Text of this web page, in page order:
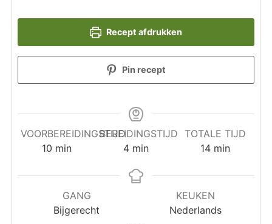
Recept afdrukken
Pin recept
VOORBEREIDINGSTIJD
10 minuten
min
BEREIDINGSTIJD
4minuten
min
TOTALE TIJD
14minuten
min
GANG
Bijgerecht
KEUKEN
Nederlands